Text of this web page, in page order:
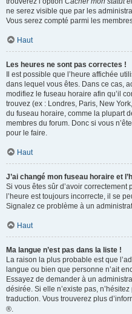
ne serez visible que par les
Vous serez compté parmi les
Haut
Les heures ne sont pas correctes !
Il est possible que l’heure affichée
dans lequel vous êtes. Dans ce cas,
modifiez le fuseau horaire afin qu’il
trouvez (ex : Londres, Paris, New
du fuseau horaire, comme la plupart
membres du forum. Donc si vous
pour le faire.
Haut
J’ai changé mon fuseau horaire et
Si vous êtes sûr d’avoir
l’heure est toujours incorrecte, il se
Signalez ce problème à un
Haut
Ma langue n’est pas dans la liste !
La raison la plus probable est que
langue ou bien que personne n’ait
Essayez de demander à un
désirée. Si elle n’existe pas,
traduction. Vous trouverez plus
®.